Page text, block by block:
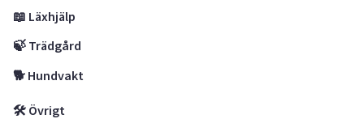
📖 Läxhjälp
🍃 Trädgård
🐕 Hundvakt
🛠 Övrigt